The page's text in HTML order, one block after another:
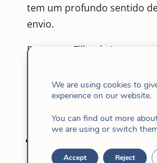
tem um profundo sentido
envio.
Para uma Filha de Jesus, o
discernimento e
dentro dessa jornada no
três experiências
no qual, em silêncio,
We are using cookies to
experience on our website.
You can find out more
we are using or switch
Accept Reject